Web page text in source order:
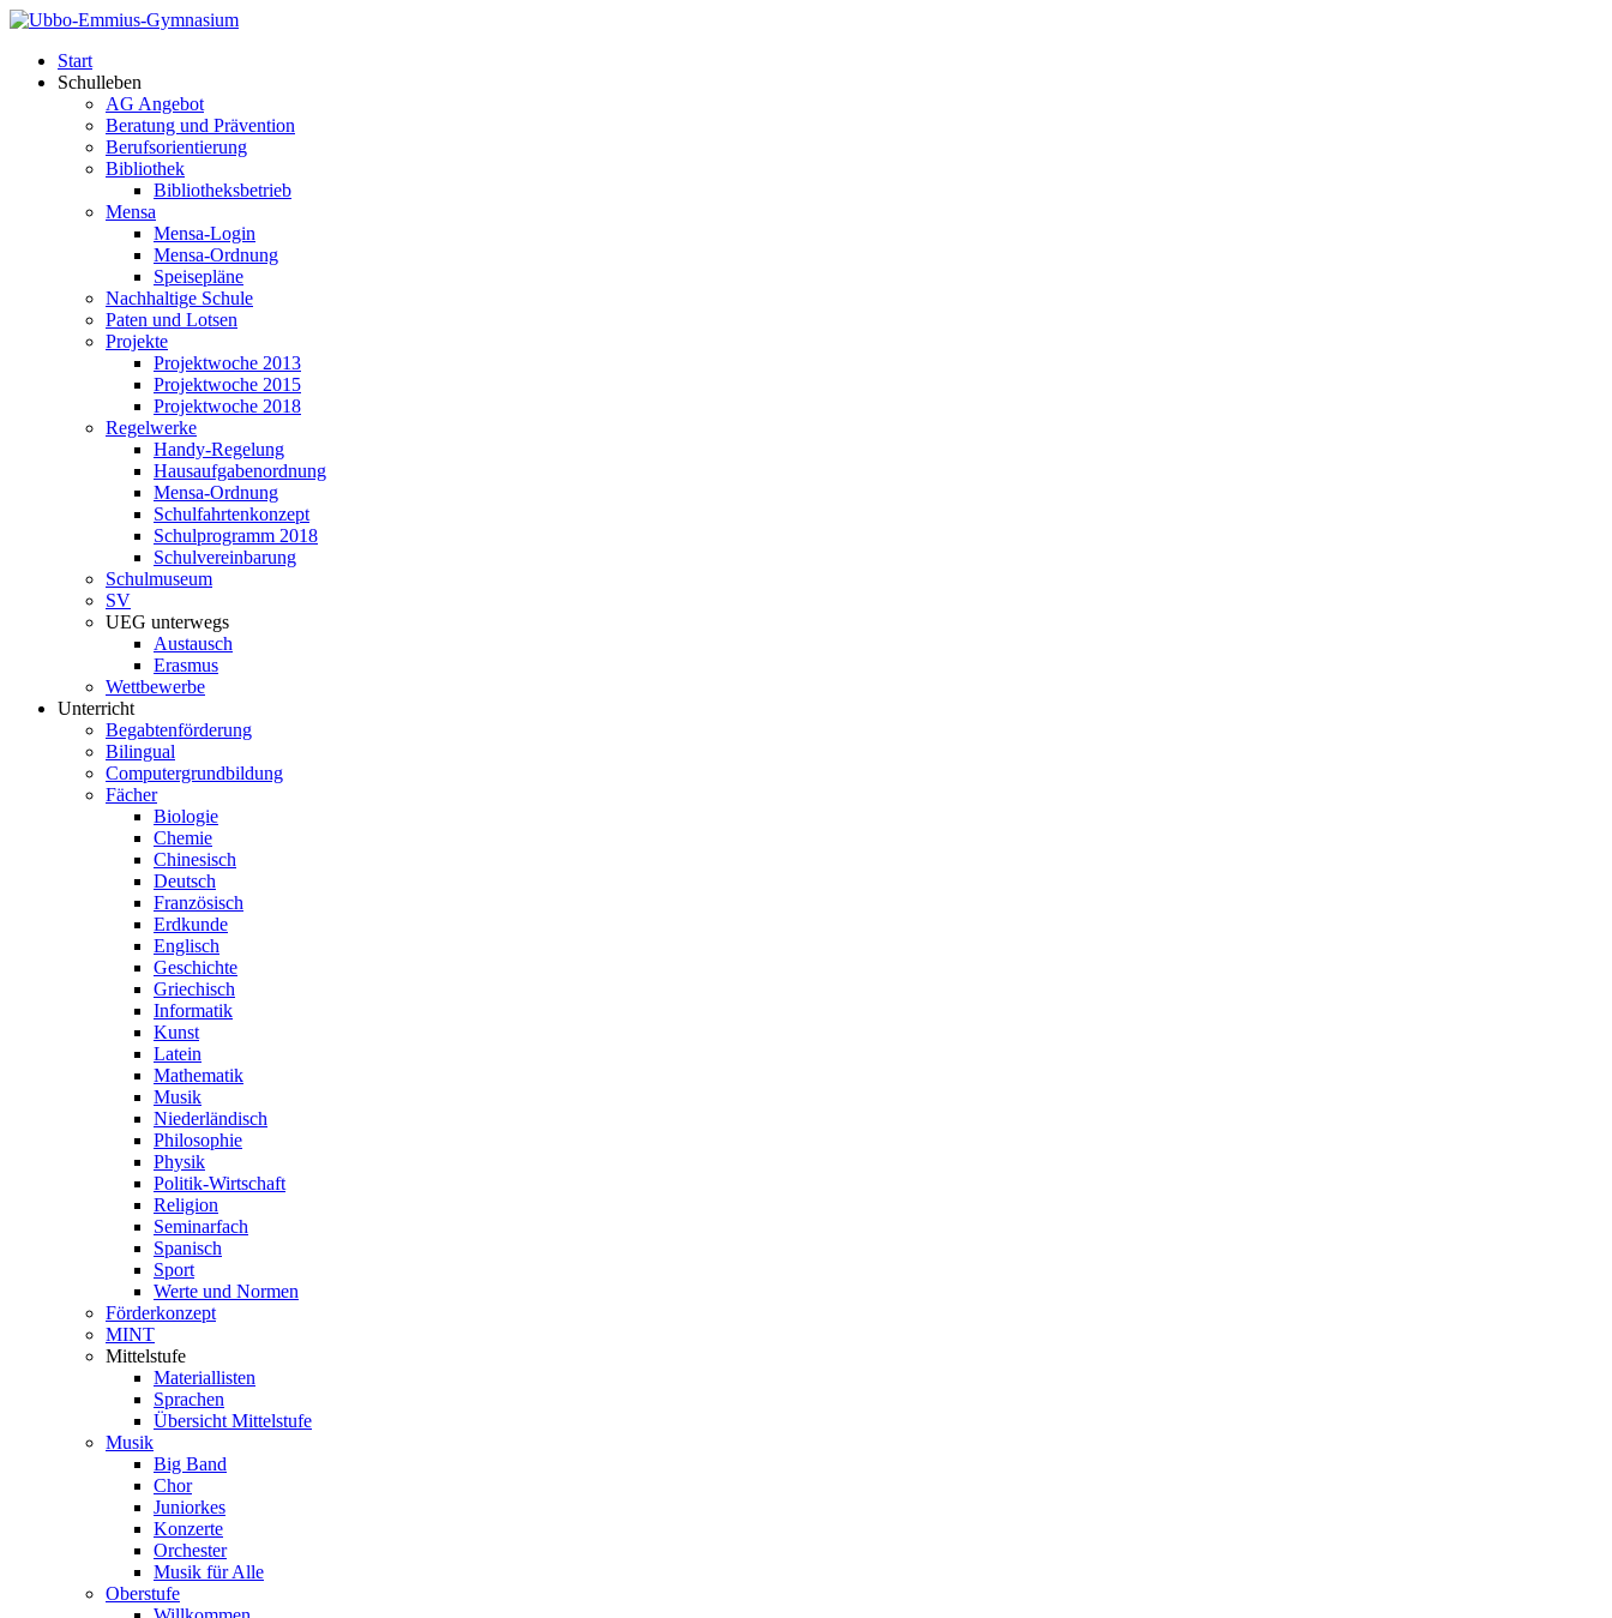
Start
Schulleben
AG Angebot
Beratung und Prävention
Berufsorientierung
Bibliothek
Bibliotheksbetrieb
Mensa
Mensa-Login
Mensa-Ordnung
Speisepläne
Nachhaltige Schule
Paten und Lotsen
Projekte
Projektwoche 2013
Projektwoche 2015
Projektwoche 2018
Regelwerke
Handy-Regelung
Hausaufgabenordnung
Mensa-Ordnung
Schulfahrtenkonzept
Schulprogramm 2018
Schulvereinbarung
Schulmuseum
SV
UEG unterwegs
Austausch
Erasmus
Wettbewerbe
Unterricht
Begabtenförderung
Bilingual
Computergrundbildung
Fächer
Biologie
Chemie
Chinesisch
Deutsch
Französisch
Erdkunde
Englisch
Geschichte
Griechisch
Informatik
Kunst
Latein
Mathematik
Musik
Niederländisch
Philosophie
Physik
Politik-Wirtschaft
Religion
Seminarfach
Spanisch
Sport
Werte und Normen
Förderkonzept
MINT
Mittelstufe
Materiallisten
Sprachen
Übersicht Mittelstufe
Musik
Big Band
Chor
Juniorkes
Konzerte
Orchester
Musik für Alle
Oberstufe